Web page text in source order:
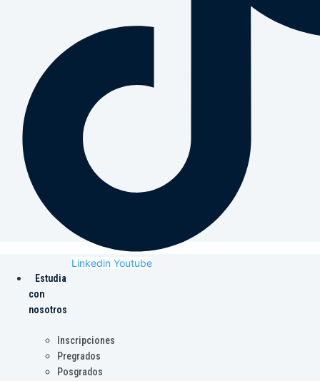
Linkedin Youtube
Estudia
con
nosotros
Inscripciones
Pregrados
Posgrados